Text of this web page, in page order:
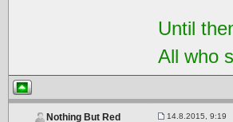
Until
All who
Nothing But Red 14.8.2015, 9:19